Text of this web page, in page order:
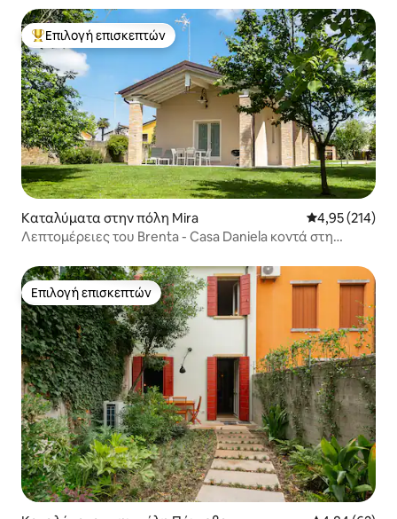
Κορυφαία επιλογή επισκεπτών
Επιλογή επισκεπτών
Καταλύματα στην πόλη Mira Μέση
4,95 (214)
Λεπτομέρειες του Brenta - Casa Daniela κοντά στη
Επιλογή επισκεπτών
Επιλογή επισκεπτών